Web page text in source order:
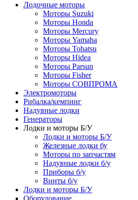
Лодочные моторы
Моторы Suzuki
Моторы Honda
Моторы Mercury
Моторы Yamaha
Моторы Tohatsu
Моторы Hidea
Моторы Parsun
Моторы Fisher
Моторы СОВПРОМА
Электромоторы
Рибалка/кемпинг
Надувные лодки
Генераторы
Лодки и моторы Б/У
Лодки и моторы Б/У
Железные лодки бу
Моторы по запчастям
Надувные лодки б/у
Приборы б/у
Винты б/у
Лодки и моторы Б/У